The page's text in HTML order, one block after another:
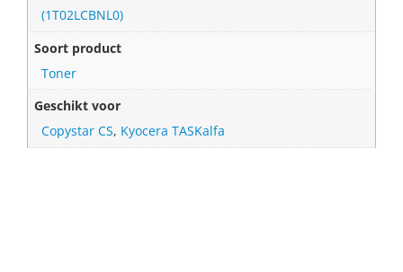
(1T02LCBNL0)
Soort product
Toner
Geschikt voor
Copystar CS, Kyocera TASKalfa